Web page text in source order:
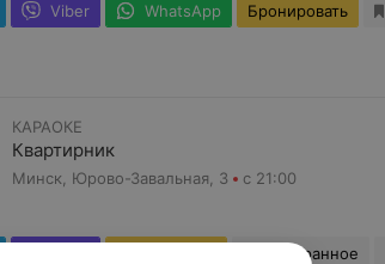
Viber WhatsApp Бронировать
КАРАОКЕ
Квартирник
Минск, Юрово-Завальная, 3 с 21:00
В избранное